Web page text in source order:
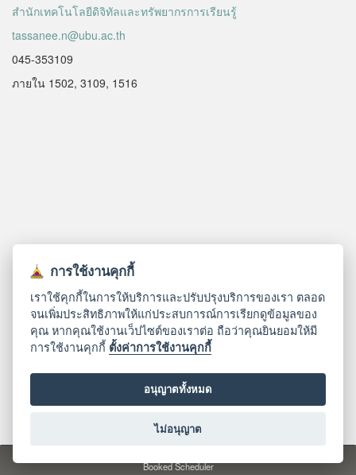
สำนักเทคโนโลยีดิจิทัลและทรัพยากรการเรียนรู้
tassanee.n@ubu.ac.th
045-353109
ภายใน 1502, 3109, 1516
Booked Scheduler
การใช้งานคุกกี้
เราใช้คุกกี้ในการให้บริการและปรับปรุงบริการของเรา ตลอด
จนเพิ่มประสิทธิภาพให้แก่ประสบการณ์การเรียกดูข้อมูลของ
คุณ หากคุณใช้งานเว็ปไซต์ของเราต่อ ถือว่าคุณยินยอมให้มี
การใช้งานคุกกี้ ตั้งค่าการใช้งานคุกกี้
อนุญาตทั้งหมด
ไม่อนุญาต